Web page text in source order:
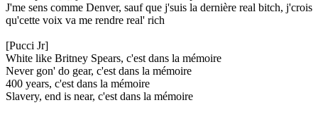
J'me sens comme Denver, sauf que j'suis la dernière real bitch, j'crois
qu'cette voix va me rendre real' rich
[Pucci Jr]
White like Britney Spears, c'est dans la mémoire
Never gon' do gear, c'est dans la mémoire
400 years, c'est dans la mémoire
Slavery, end is near, c'est dans la mémoire